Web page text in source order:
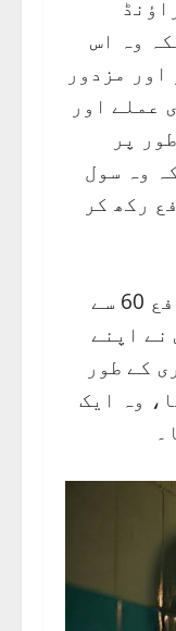
وہ اس
مزدور
عملے اور
پر
وہ سول
رکھ کر
کنسٹرکشن کی کمپنی چلاتے ہوئے اسے کم و بیش 25 سال ہو گئے اور اس کا ماہانہ منافع 60 سے
نے اپنے
کے طور
وہ ایک